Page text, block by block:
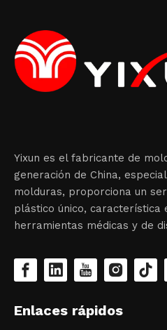
Yixun es el fabricante de
generación de China,
molduras, proporciona un
plástico único, característica
herramientas médicas y de
Enlaces rápidos